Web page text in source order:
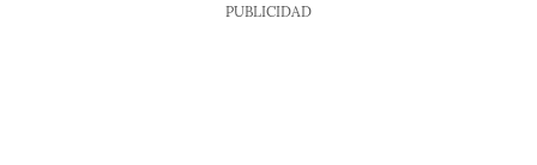
PUBLICIDAD